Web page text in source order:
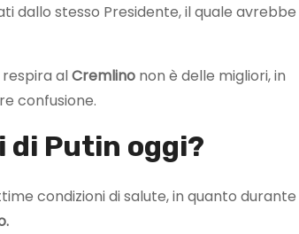
dallo stesso Presidente, il quale avrebbe
respira alCremlino non è delle migliori, in
confusione.
di Putin oggi?
condizioni di salute, in quanto durante